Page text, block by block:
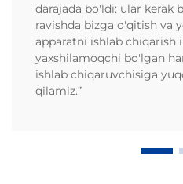
darajada bo'ldi: ular kerak
ravishda bizga o'qitish va
apparatni ishlab chiqarish
yaxshilamoqchi bo'lgan
ishlab chiqaruvchisiga
qilamiz.”